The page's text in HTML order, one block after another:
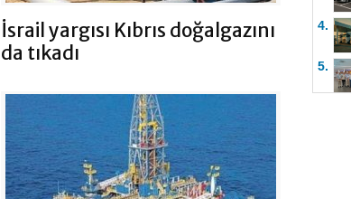
İsrail yargısı Kıbrıs doğalgazını
da tıkadı
4.
5.